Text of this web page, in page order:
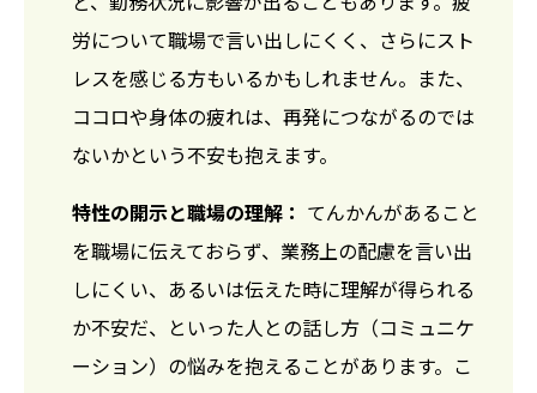
労について職場で言い出しにくく、さらにスト
レスを感じる方もいるかもしれません。また、
ココロや身体の疲れは、再発につながるのでは
ないかという不安も抱えます。
特性の開示と職場の理解：
てんかんがあること
を職場に伝えておらず、業務上の配慮を言い出
しにくい、あるいは伝えた時に理解が得られる
か不安だ、といった人との話し方（コミュニケ
ーション）の悩みを抱えることがあります。こ